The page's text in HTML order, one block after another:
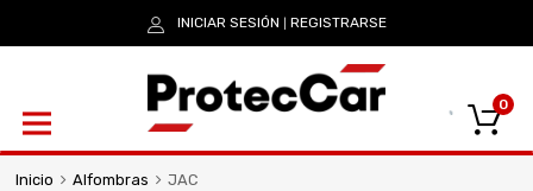
INICIAR SESIÓN REGISTRARSE
0
Inicio Alfombras JAC